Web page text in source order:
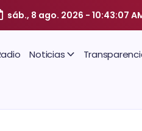
sáb., 8 ago. 2026 -10:43:08
Noticias